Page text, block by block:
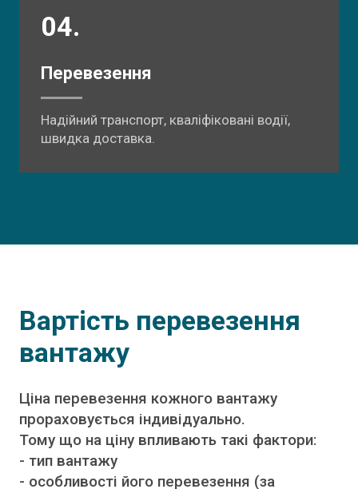
04.
Перевезення
Надійний транспорт, кваліфіковані водії,
швидка доставка.
Вартість перевезення
вантажу
Ціна перевезення кожного вантажу
прораховується індивідуально.
Тому що на ціну впливають такі фактори:
- тип вантажу
- особливості його перевезення (за